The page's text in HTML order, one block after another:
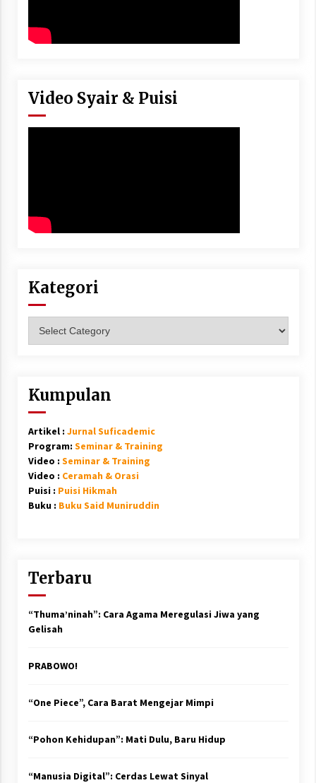
Video Syair & Puisi
Kategori
Kumpulan
Artikel : Jurnal Suficademic
Program: Seminar & Training
Video : Seminar & Training
Video : Ceramah & Orasi
Puisi : Puisi Hikmah
Buku : Buku Said Muniruddin
Terbaru
“Thuma’ninah”: Cara Agama Meregulasi Jiwa yang
Gelisah
PRABOWO!
“One Piece”, Cara Barat Mengejar Mimpi
“Pohon Kehidupan”: Mati Dulu, Baru Hidup
“Manusia Digital”: Cerdas Lewat Sinyal